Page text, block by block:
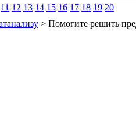
11 12 13 14 15 16 17 18 19 20
> Помогите решить